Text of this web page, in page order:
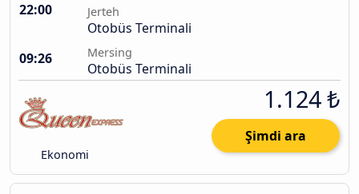
22:00 Jerteh
Otobüs Terminali
09:26
Mersing
Otobüs Terminali
Ekonomi
1.124 ₺
Şimdi ara